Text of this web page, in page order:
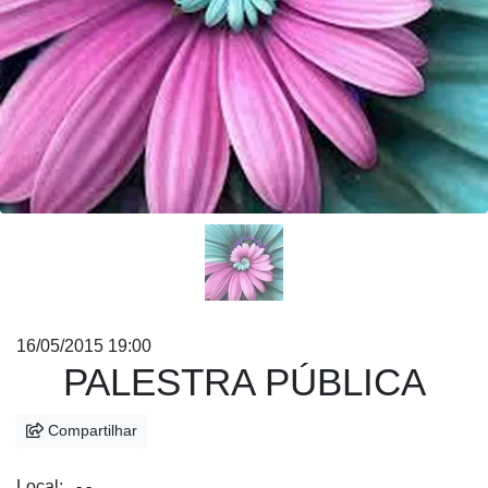
16/05/2015 19:00
PALESTRA PÚBLICA
Compartilhar